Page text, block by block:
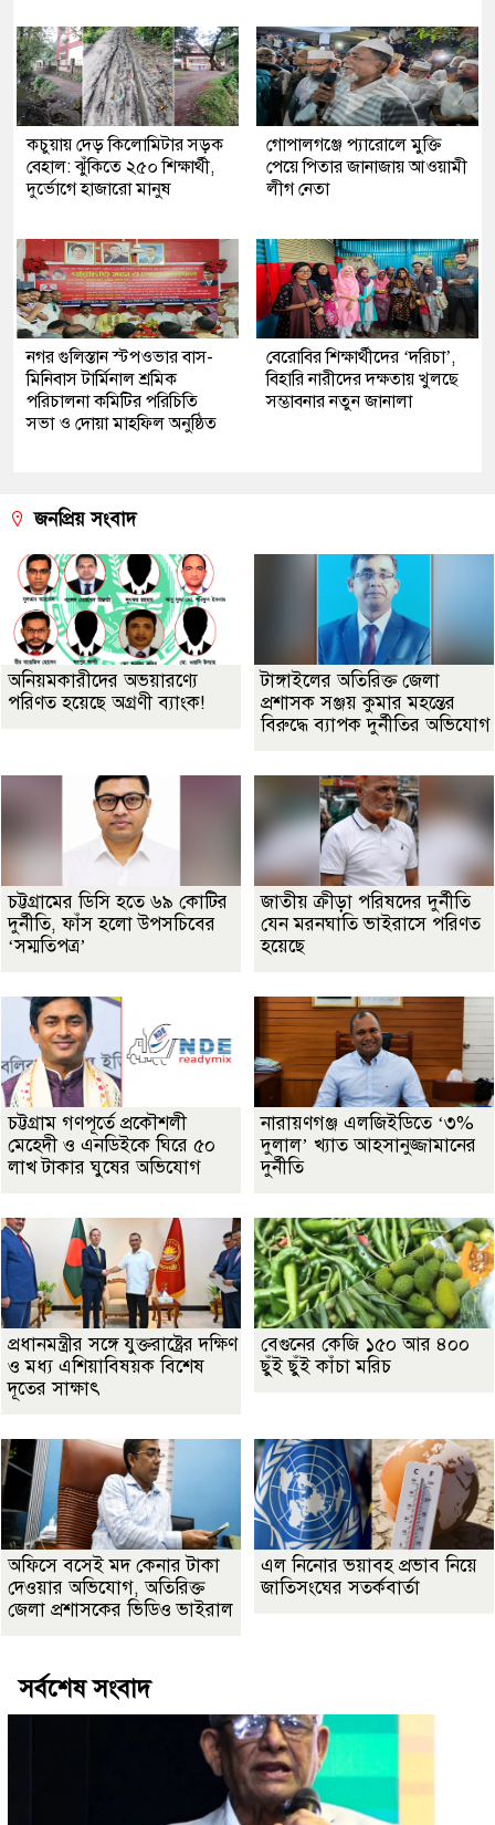
কচুয়ায় দেড় কিলোমিটার সড়ক
বেহাল: ঝুঁকিতে ২৫০ শিক্ষার্থী,
দুর্ভোগে হাজারো মানুষ
গোপালগঞ্জে প্যারোলে মুক্তি
পেয়ে পিতার জানাজায় আওয়ামী
লীগ নেতা
নগর গুলিস্তান স্টপওভার বাস-
মিনিবাস টার্মিনাল শ্রমিক
পরিচালনা কমিটির পরিচিতি
সভা ও দোয়া মাহফিল অনুষ্ঠিত
বেরোবির শিক্ষার্থীদের ‘দরিচা’,
বিহারি নারীদের দক্ষতায় খুলছে
সম্ভাবনার নতুন জানালা
জনপ্রিয় সংবাদ
অনিয়মকারীদের অভয়ারণ্যে
পরিণত হয়েছে অগ্রণী ব্যাংক!
টাঙ্গাইলের অতিরিক্ত জেলা
প্রশাসক সঞ্জয় কুমার মহন্তের
বিরুদ্ধে ব্যাপক দুর্নীতির অভিযোগ
চট্টগ্রামের ডিসি হতে ৬৯ কোটির
দুর্নীতি, ফাঁস হলো উপসচিবের
‘সম্মতিপত্র’
জাতীয় ক্রীড়া পরিষদের দুর্নীতি
যেন মরনঘাতি ভাইরাসে পরিণত
হয়েছে
চট্টগ্রাম গণপূর্তে প্রকৌশলী
মেহেদী ও এনডিইকে ঘিরে ৫০
লাখ টাকার ঘুষের অভিযোগ
নারায়ণগঞ্জ এলজিইডিতে ‘৩%
দুলাল’ খ্যাত আহসানুজ্জামানের
দুর্নীতি
প্রধানমন্ত্রীর সঙ্গে যুক্তরাষ্ট্রের দক্ষিণ
ও মধ্য এশিয়াবিষয়ক বিশেষ
দূতের সাক্ষাৎ
বেগুনের কেজি ১৫০ আর ৪০০
ছুঁই ছুঁই কাঁচা মরিচ
অফিসে বসেই মদ কেনার টাকা
দেওয়ার অভিযোগ, অতিরিক্ত
জেলা প্রশাসকের ভিডিও ভাইরাল
এল নিনোর ভয়াবহ প্রভাব নিয়ে
জাতিসংঘের সতর্কবার্তা
সর্বশেষ সংবাদ